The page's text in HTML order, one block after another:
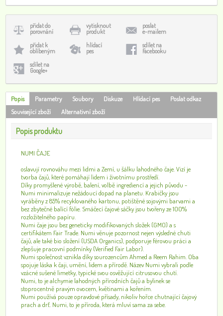
přidat do
porovnání
vytisknout
produkt
poslat
e-mailem
přidat k
oblíbeným
hlídací
pes
sdílet na
Facebooku
sdílet na
Google+
Popis Parametry Soubory Diskuze Hlídací pes
Poslat odkaz
Související zboží
Alternativní zboží
Popis produktu
NUMI ČAJE
oslavují rovnováhu mezi lidmi a Zemí, u šálku lahodného čaje. Vizí je
tvorba čajů, které pomáhají lidem i životnímu prostředí.
Díky promyšlené výrobě, balení, volbě ingrediencí a jejich původu -
Numi minimalizuje nežádoucí dopad na planetu. Krabičky jsou
vyráběny z 85% recyklovaného kartonu, potištěné sojovými barvami a
bez zbytečné balící fólie. Smáčecí čajové sáčky jsou tvořeny ze 100%
rozložitelného papíru.
Numi čaje jsou bez geneticky modifikovaných složek (GMO) a s
certifikátem Fair Trade. Numi věnuje pozornost nejen výsledné chuti
čajů, ale také bio složení (USDA Organics), podporuje férovou práci a
zlepšuje pracovní podmínky (Verified Fair Labor).
Numi společnost vznikla díky sourozencům Ahmed a Reem Rahim. Oba
spojuje láska k čaji, umění, lidem a přírodě. Název Numi vybrali podle
vzácné sušené limetky, typické svou osvěžující citrusovou chutí.
Numi, to je alchymie lahodných přírodních čajů a bylinek se
stoprocentně pravým ovocem, květinami a kořením.
Numi používá pouze opravdové přísady, nikoliv hořce chutnající čajový
prach a drť. Numi, to je příroda, která mluví sama za sebe.